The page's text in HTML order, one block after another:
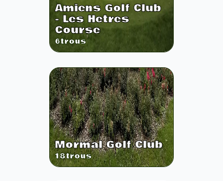
Amiens Golf Club
- Les Hetres
Course
6trous
Mormal Golf Club
18trous